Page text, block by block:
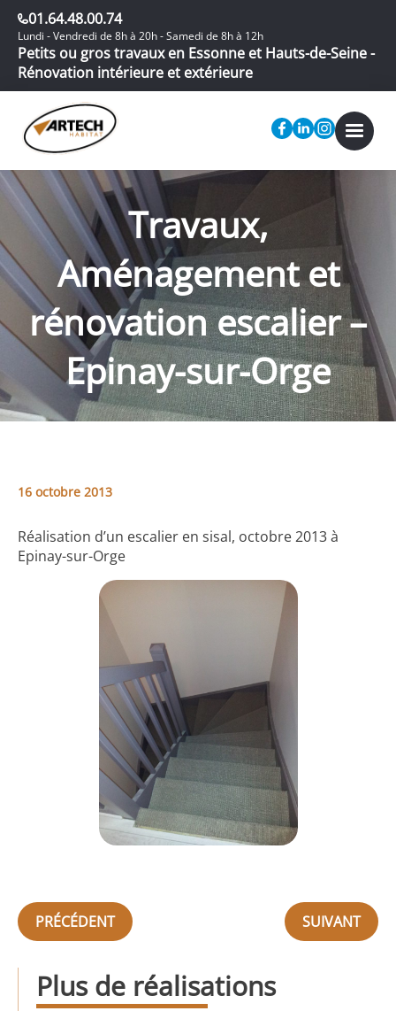
01.64.48.00.74
Lundi - Vendredi de 8h à 20h - Samedi de 8h à 12h
Petits ou gros travaux en Essonne et Hauts-de-Seine -
Rénovation intérieure et extérieure
Travaux,
Aménagement et
rénovation escalier –
Epinay-sur-Orge
16 octobre 2013
Réalisation d’un escalier en sisal, octobre 2013 à
Epinay-sur-Orge
PRÉCÉDENT SUIVANT
Plus de réalisations